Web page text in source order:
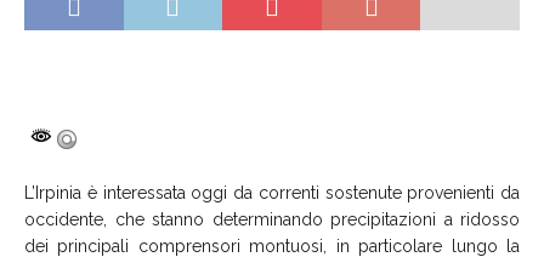
L’Irpinia è interessata oggi da correnti sostenute provenienti da
occidente, che stanno determinando precipitazioni a ridosso
dei principali comprensori montuosi, in particolare lungo la